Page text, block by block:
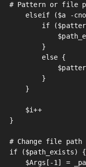
# Pattern or file
elseif ($a -
if
}
else {
}
}
$i++
}
# Change file path
if ($path_exists) {
$Args[-1] =